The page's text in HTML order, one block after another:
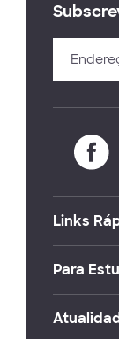
Links
Para